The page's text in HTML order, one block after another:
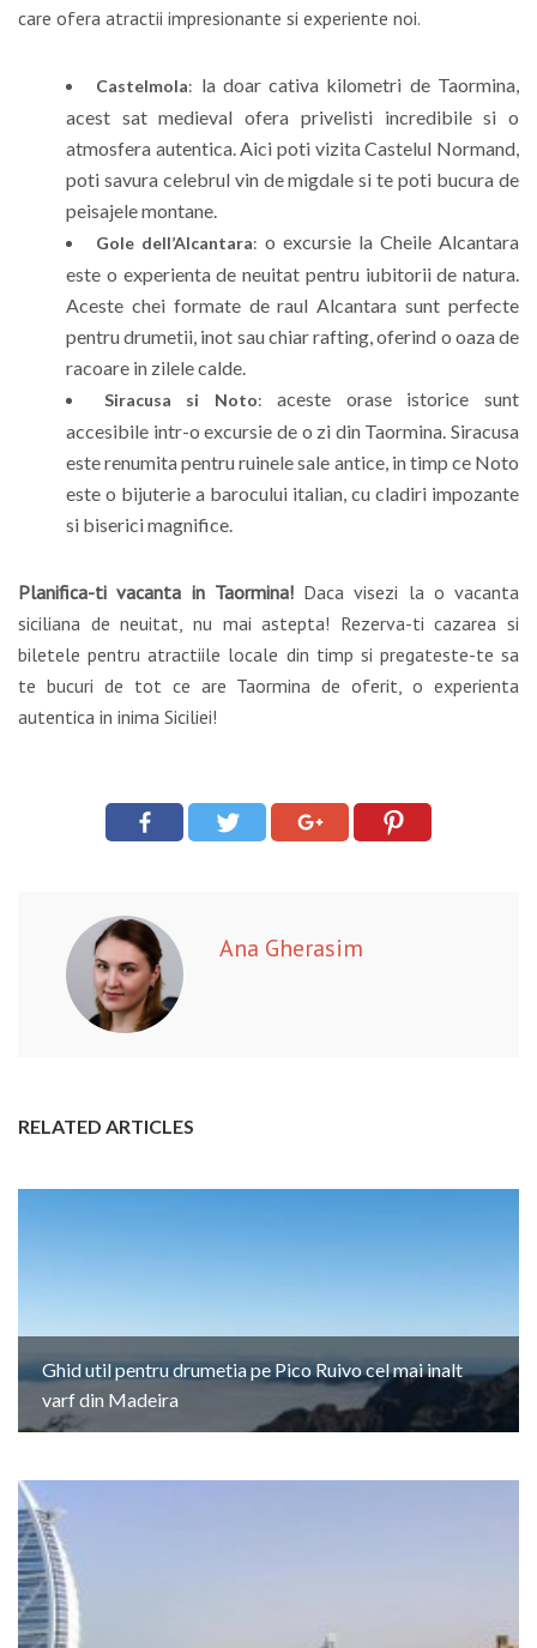
care ofera atractii impresionante si experiente noi.
Castelmola: la doar cativa kilometri de Taormina,
acest sat medieval ofera privelisti incredibile si o
atmosfera autentica. Aici poti vizita Castelul Normand,
poti savura celebrul vin de migdale si te poti bucura de
peisajele montane.
Gole dell’Alcantara: o excursie la Cheile Alcantara
este o experienta de neuitat pentru iubitorii de natura.
Aceste chei formate de raul Alcantara sunt perfecte
pentru drumetii, inot sau chiar rafting, oferind o oaza de
racoare in zilele calde.
Siracusa si Noto:
aceste orase istorice sunt
accesibile intr-o excursie de o zi din Taormina. Siracusa
este renumita pentru ruinele sale antice, in timp ce Noto
este o bijuterie a barocului italian, cu cladiri impozante
si biserici magnifice.
Planifica-ti vacanta in Taormina!Daca visezi la o vacanta
siciliana de neuitat, nu mai astepta! Rezerva-ti cazarea si
biletele pentru atractiile locale din timp si pregateste-te sa
te bucuri de tot ce are Taormina de oferit, o experienta
autentica in inima Siciliei!
Ana Gherasim
RELATED ARTICLES
Ghid util pentru drumetia pe Pico Ruivo cel mai inalt
varf din Madeira